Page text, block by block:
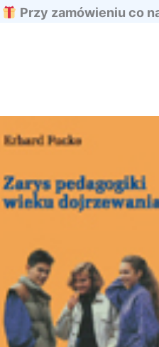
Przy zamówieniu co